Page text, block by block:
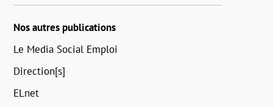
Nos autres publications
Le Media Social Emploi
Direction[s]
ELnet